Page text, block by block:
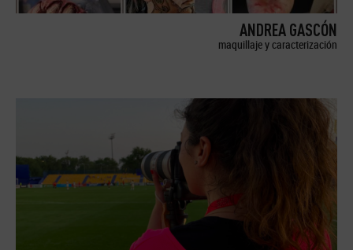
ANDREA GASCÓN
maquillaje y caracterización